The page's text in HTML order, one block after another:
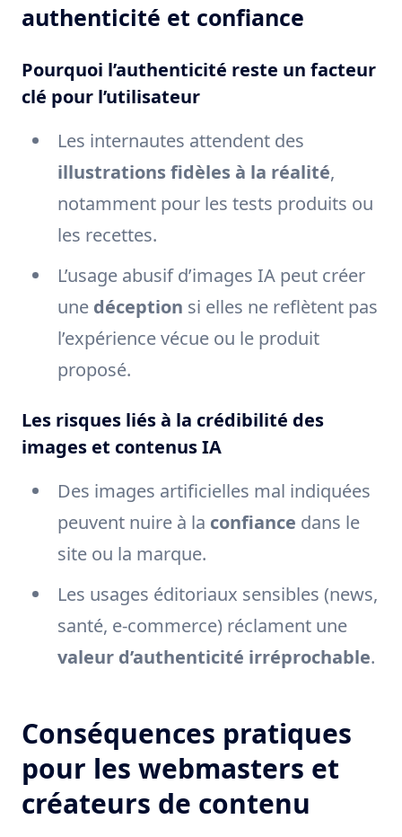
authenticité et confiance
Pourquoi l’authenticité reste un facteur
clé pour l’utilisateur
Les internautes attendent des
illustrations fidèles à la réalité,
notamment pour les tests produits ou
les recettes.
L’usage abusif d’images IA peut créer
une déception si elles ne reflètent pas
l’expérience vécue ou le produit
proposé.
Les risques liés à la crédibilité des
images et contenus IA
Des images artificielles mal indiquées
peuvent nuire à la confiance dans le
site ou la marque.
Les usages éditoriaux sensibles (news,
santé, e-commerce) réclament une
valeur d’authenticité irréprochable.
Conséquences pratiques
pour les webmasters et
créateurs de contenu